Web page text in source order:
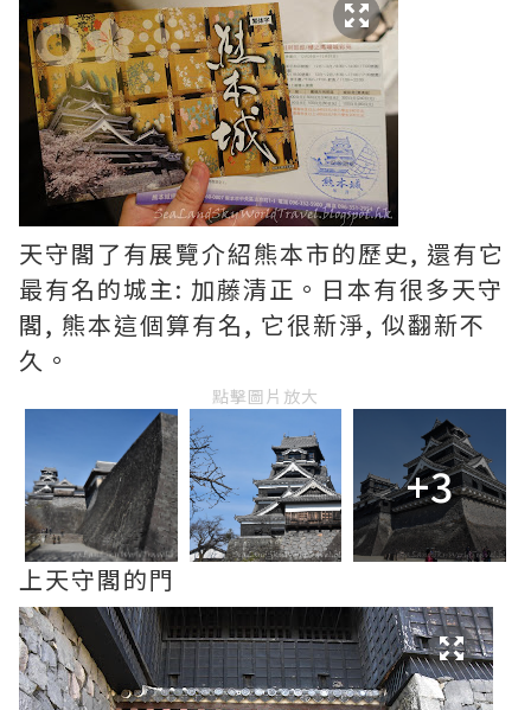
天守閣了有展覽介紹熊本市的歷史, 還有它
最有名的城主: 加藤清正。日本有很多天守
閣, 熊本這個算有名, 它很新淨, 似翻新不
久。
點擊圖片放大
+3
上天守閣的門